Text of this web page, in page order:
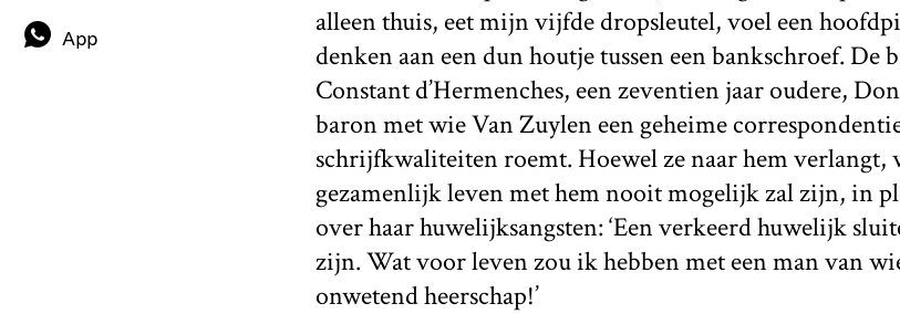
alleen thuis, eet mijn vijfde dropsleutel, voel een
denken aan een dun houtje tussen een bankschroef. De
Constant d’Hermenches, een zeventien jaar oudere,
baron met wie Van Zuylen een geheime
schrijfkwaliteiten roemt. Hoewel ze naar hem verlangt,
gezamenlijk leven met hem nooit mogelijk zal zijn, in
over haar huwelijksangsten: ‘Een verkeerd huwelijk
zijn. Wat voor leven zou ik hebben met een man van
onwetend heerschap!’
App